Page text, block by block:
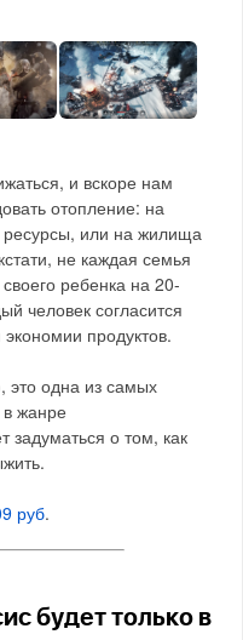
и вскоре нам
отопление: на
ресурсы, или на жилища
не каждая семья
ребенка на 20-
человек согласится
продуктов.
одна из самых
жанре
задуматься о том, как
руб.
будет только в